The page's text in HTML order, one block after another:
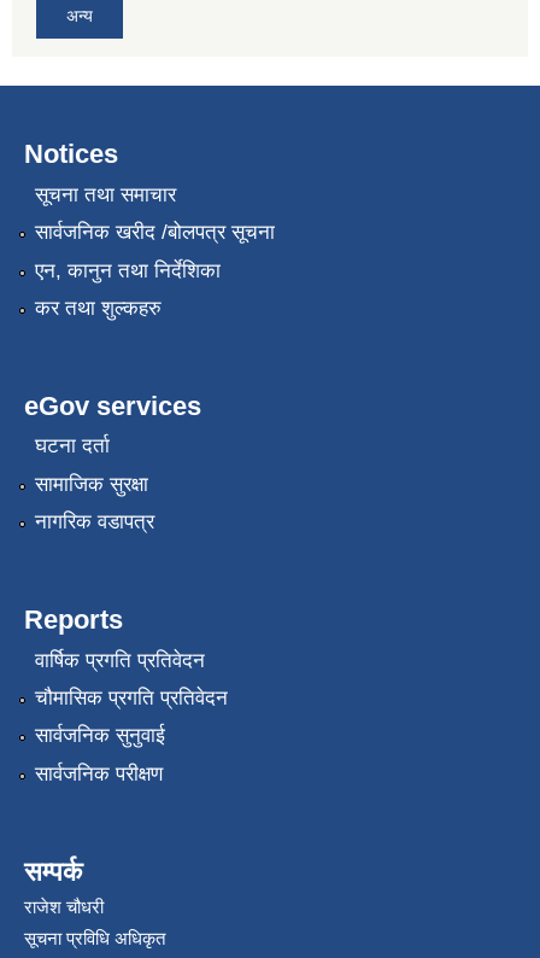
अन्य
Notices
सूचना तथा समाचार
सार्वजनिक खरीद /बोलपत्र सूचना
एन, कानुन तथा निर्देशिका
कर तथा शुल्कहरु
eGov services
घटना दर्ता
सामाजिक सुरक्षा
नागरिक वडापत्र
Reports
वार्षिक प्रगति प्रतिवेदन
चौमासिक प्रगति प्रतिवेदन
सार्वजनिक सुनुवाई
सार्वजनिक परीक्षण
सम्पर्क
राजेश चौधरी
सूचना प्रविधि अधिकृत